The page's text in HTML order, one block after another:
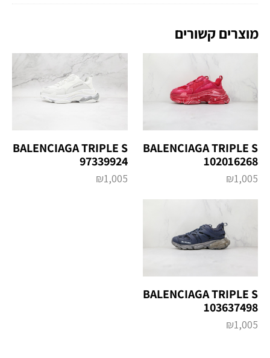
מוצרים קשורים
BALENCIAGA TRIPLE S
102016268
₪1,005
BALENCIAGA TRIPLE S
97339924
₪1,005
BALENCIAGA TRIPLE S
103637498
₪1,005